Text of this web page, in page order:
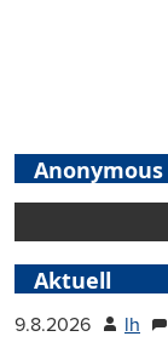
Anonymous
Aktuell
9.8.2026 lh